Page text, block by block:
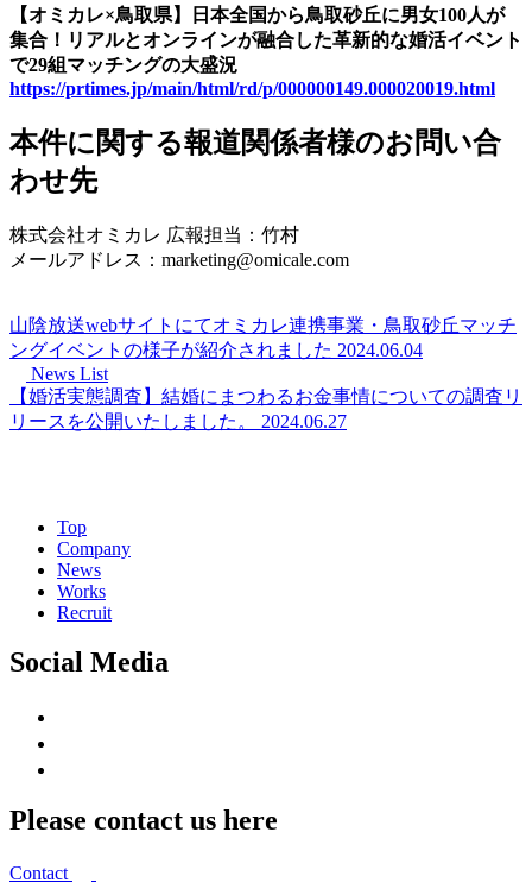
【オミカレ×鳥取県】日本全国から鳥取砂丘に男女100人が
集合！リアルとオンラインが融合した革新的な婚活イベント
で29組マッチングの大盛況
https://prtimes.jp/main/html/rd/p/000000149.000020019.html
本件に関する報道関係者様のお問い合
わせ先
株式会社オミカレ 広報担当：竹村
メールアドレス：marketing@omicale.com
山陰放送webサイトにてオミカレ連携事業・鳥取砂丘マッチ
ングイベントの様子が紹介されました 2024.06.04
News List
【婚活実態調査】結婚にまつわるお金事情についての調査リ
リースを公開いたしました。
2024.06.27
Top
Company
News
Works
Recruit
Social Media
Please contact us here
Contact